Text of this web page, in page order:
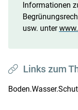
Informationen
usw. unter
Links zum